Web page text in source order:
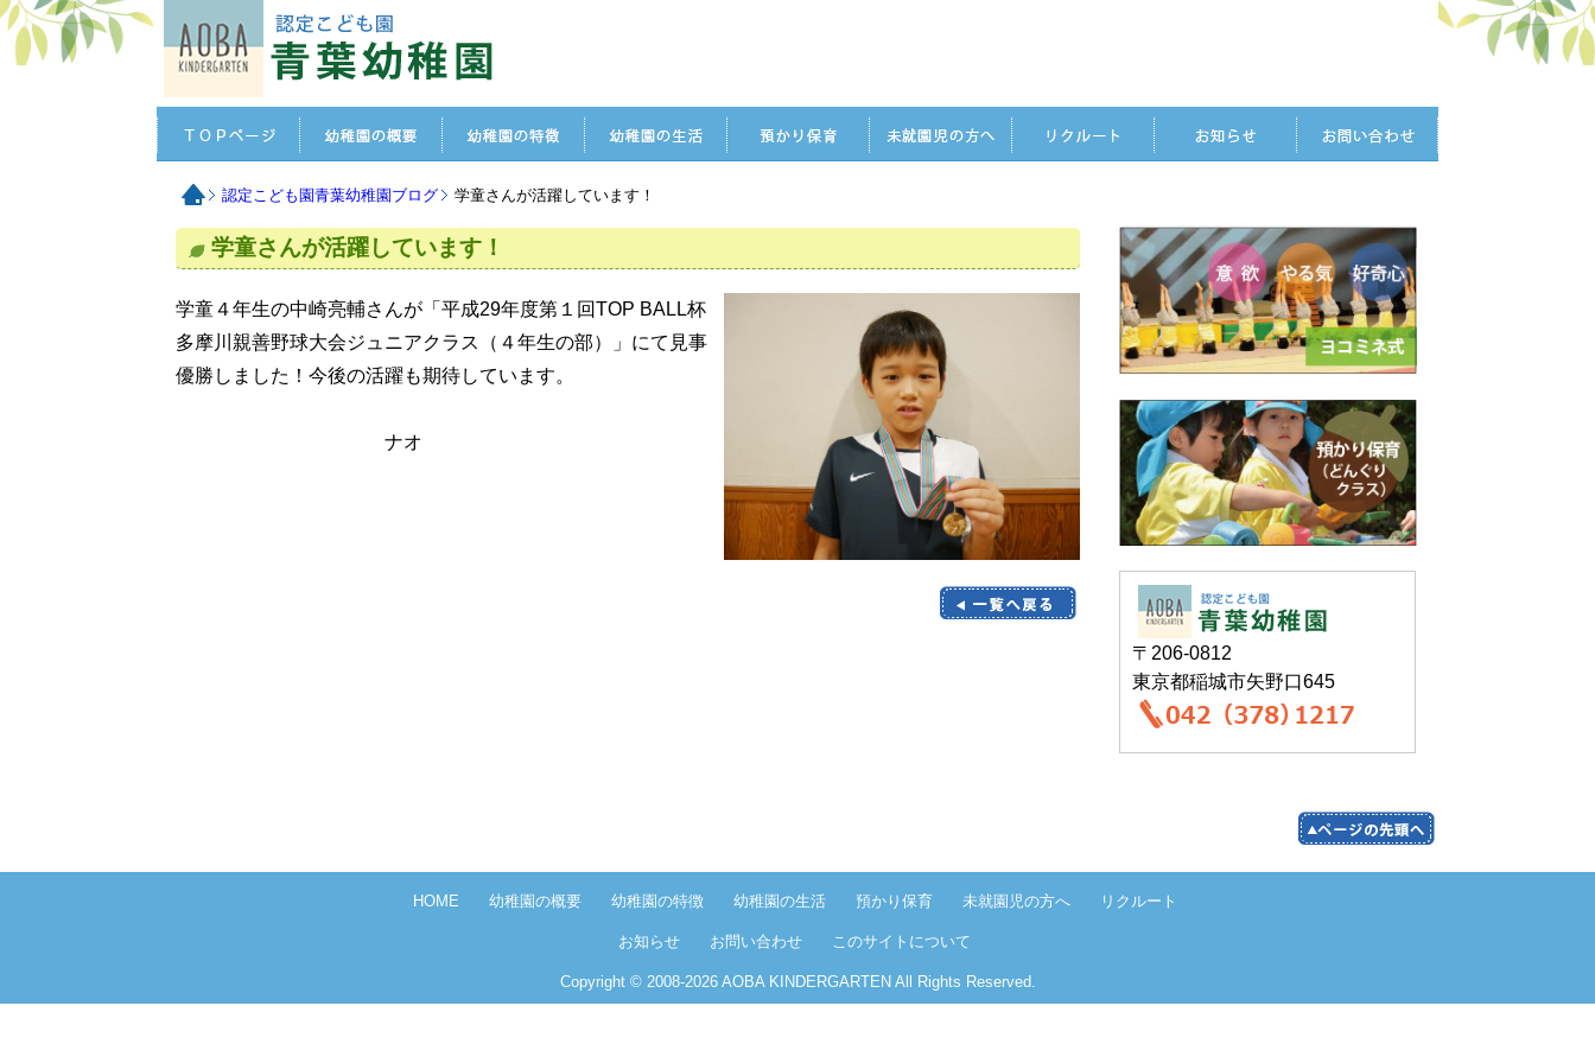
認定こども園青葉幼稚園ブログ 学童さんが活躍しています！
学童さんが活躍しています！
学童４年生の中崎亮輔さんが「平成29年度第１回TOP BALL杯
多摩川親善野球大会ジュニアクラス（４年生の部）」にて見事
優勝しました！今後の活躍も期待しています。
ナオ
〒206-0812
東京都稲城市矢野口645
HOME 幼稚園の概要 幼稚園の特徴 幼稚園の生活 預かり保育 未就園児の方へ リクルート
お知らせ お問い合わせ このサイトについて
Copyright © 2008-2026 AOBA KINDERGARTEN All Rights Reserved.